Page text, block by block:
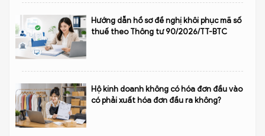
Hướng dẫn hồ sơ đề nghị khôi phục mã số
thuế theo Thông tư 90/2026/TT-BTC
Hộ kinh doanh không có hóa đơn đầu vào
có phải xuất hóa đơn đầu ra không?